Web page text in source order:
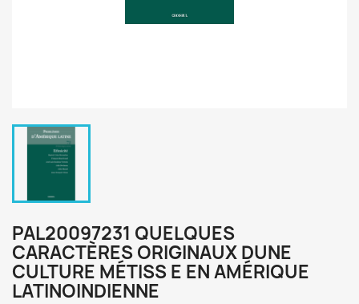
PAL20097231 QUELQUES
CARACTÈRES ORIGINAUX DUNE
CULTURE MÉTISS E EN AMÉRIQUE
LATINOINDIENNE